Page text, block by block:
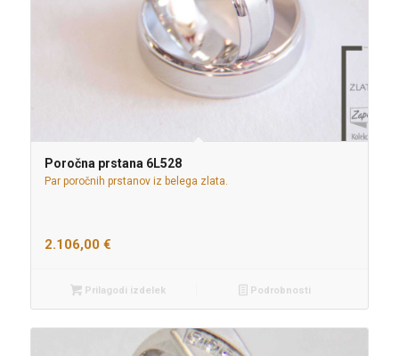
Poročna prstana 6L528
Par poročnih prstanov iz belega zlata.
2.106,00 €
Prilagodi izdelek Podrobnosti